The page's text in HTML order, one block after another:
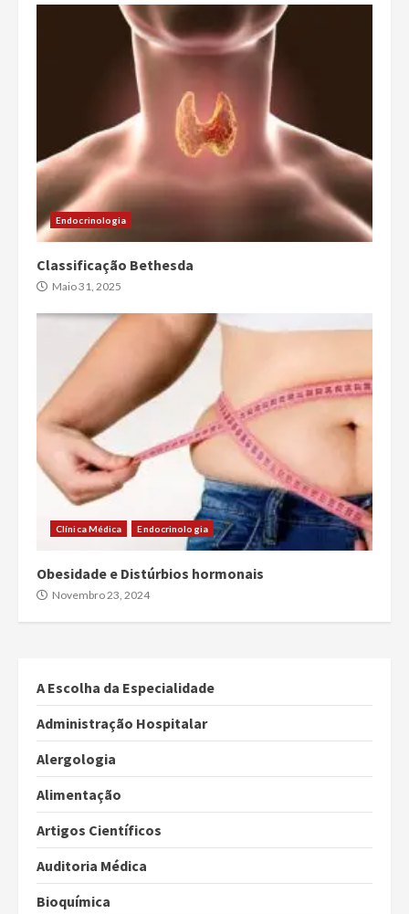
Endocrinologia
Classificação Bethesda
Maio 31, 2025
Clínica Médica Endocrinologia
Obesidade e Distúrbios hormonais
Novembro 23, 2024
A Escolha da Especialidade
Administração Hospitalar
Alergologia
Alimentação
Artigos Científicos
Auditoria Médica
Bioquímica